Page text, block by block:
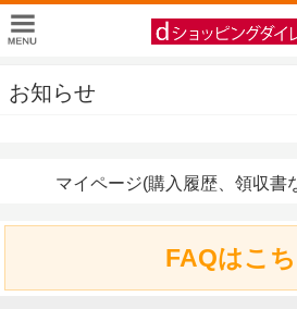
お知らせ
マイページ(購入履歴、領収書
FAQはこ